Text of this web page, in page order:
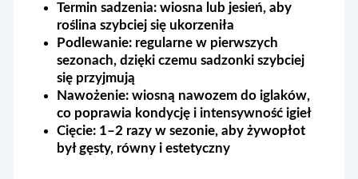
Termin sadzenia: wiosna lub jesień, aby
roślina szybciej się ukorzeniła
Podlewanie: regularne w pierwszych
sezonach, dzięki czemu sadzonki szybciej
się przyjmują
Nawożenie: wiosną nawozem do iglaków,
co poprawia kondycję i intensywność igieł
Cięcie: 1–2 razy w sezonie, aby żywopłot
był gęsty, równy i estetyczny